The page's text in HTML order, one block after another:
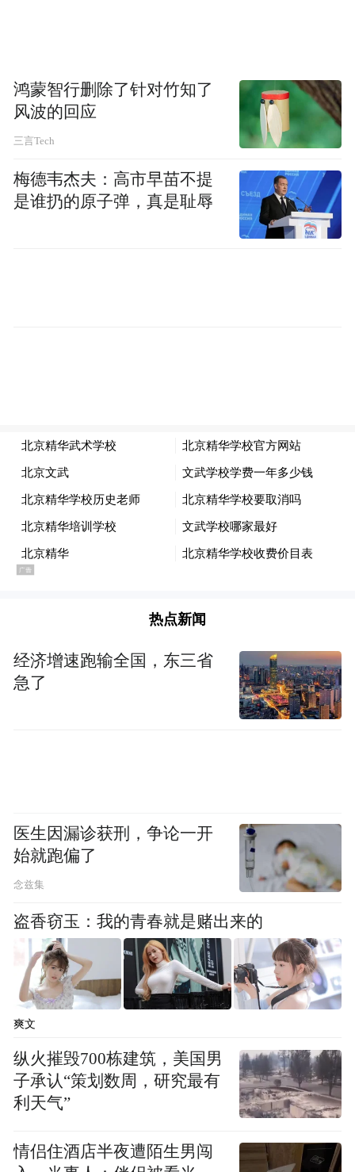
日，联讯仪器实控人的身家飙升了870.38亿
元，较上市前实现几何倍数增长。
制人为胡海洋、黄建军、杨建，三人通过直
接持股+员工持股平台（联睿光通、博睿光
通、博恒睿）合计控制公司54.79%的股份。
以发行价81.88元计算，上市前夕，联讯仪器
的三名实控人对应持股市值约34.54亿元；按
照6月5日收盘价2145元测算，其对应总身家
飙升至904.92亿元。
短短一个半月，三名实
控人身家净增870.38亿元。即便剔除间接持
2584.337万股，发行价对应市值约21.16亿
元，当前市值约554.34亿元，直接持股部分
身家增长超533亿元。
试仪器、半导体测试设备两大核心产品，是
全球少数、国内屈指可数能够量产400G、
800G、1.6T高速光模块核心测试仪器的厂
商，同时也是全球第二家实现1.6T光模块全
套测试仪器量产的企业。长期以来，国内高
端测试仪器市场被是德科技、泰克等海外巨
头垄断，国内光模块测试设备国产率仅
16%，国产替代空间广阔。
业绩层面，联讯仪器2025年全年营收11.94亿
元，同比增长51.41%；2026年一季度的营
515.17%。AI算力产业爆发带动高速光模块
鸿蒙智行删除了针对竹知了
风波的回应
三言Tech
梅德韦杰夫：高市早苗不提
是谁扔的原子弹，真是耻辱
热点新闻
经济增速跑输全国，东三省
急了
医生因漏诊获刑，争论一开
始就跑偏了
念兹集
盗香窃玉：我的青春就是赌出来的
爽文
纵火摧毁700栋建筑，美国男
子承认“策划数周，研究最有
利天气”
情侣住酒店半夜遭陌生男闯